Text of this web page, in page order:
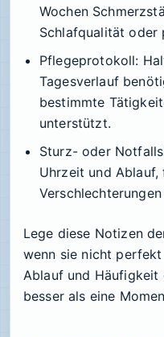
Wochen
Schlafqualität oder
Pflegeprotokoll:
Tagesverlauf
bestimmte
unterstützt.
Sturz- oder
Uhrzeit und
Lege diese Notizen
wenn sie nicht
Ablauf und Häufigkeit
besser als eine